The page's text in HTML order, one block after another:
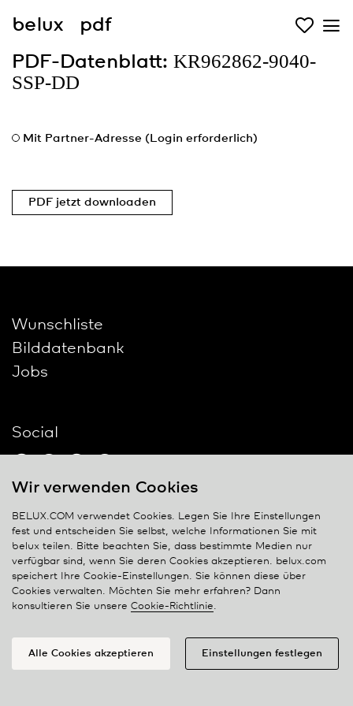
belux
pdf
PDF-Datenblatt: KR962862-9040-
SSP-DD
Mit Partner-Adresse (Login erforderlich)
PDF jetzt downloaden
Wunschliste
Bilddatenbank
Jobs
Social
Kontakt
Privacy policy
Cookie policy
Verwalten von cookies
Wir verwenden Cookies
BELUX.COM verwendet Cookies. Legen Sie Ihre Einstellungen
fest und entscheiden Sie selbst, welche Informationen Sie mit
belux teilen. Bitte beachten Sie, dass bestimmte Medien nur
verfügbar sind, wenn Sie deren Cookies akzeptieren. belux.com
speichert Ihre Cookie-Einstellungen. Sie können diese über
Cookies verwalten. Möchten Sie mehr erfahren? Dann
konsultieren Sie unsere Cookie-Richtlinie.
Alle Cookies akzeptieren Einstellungen festlegen